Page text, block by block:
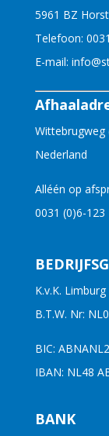
5961 BZ Horst
Telefoon:
E-mail:
Wittebrugweg
Nederland
Alléén op
0031 (0)6-123
K.v.K.
B.T.W. Nr:
BIC:
IBAN: NL48
BANK